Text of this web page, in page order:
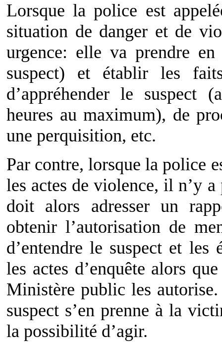
Lorsque la police est
situation de danger et de
urgence: elle va prendre
suspect) et établir les
d’appréhender le suspect
heures au maximum), de
une perquisition, etc.
Par contre, lorsque la police
les actes de violence, il n’y
doit alors adresser un
obtenir l’autorisation de
d’entendre le suspect et les
les actes d’enquête alors
Ministère public les
suspect s’en prenne à la
la possibilité d’agir.